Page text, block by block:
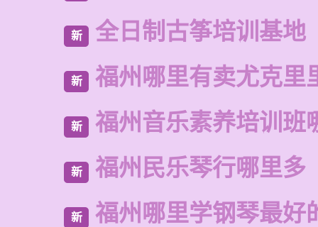
新 全日制古筝培训基地
新 福州哪里有卖尤克里
新 福州音乐素养培训班
新 福州民乐琴行哪里多
新 福州哪里学钢琴最好